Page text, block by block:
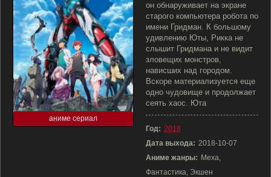
аниме сериал
он обнаруживает на экране
старого компьютера робота по
имени Гридман. К большому
удивлению Юты, Рикка не
слышит Гридмана и не видит
зловещих монстров,
нависших над городом.
Вскоре материализуется еще
одно чудовище и продолжает
сеять хаос. Юта
Год: 2018
Дата выхода: 2018-10-07
Аниме жанры: Меха,
Фантастика, Экшен